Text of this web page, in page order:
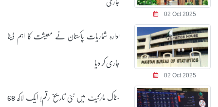
02 Oct 2025
02 Oct 2025
ادارہ شماریات پاکستان نے معیشت کا اہم ڈیٹا
جاری کر دیا
سٹاک مارکیٹ میں نئی تاریخ رقم! ایک لاکھ 68